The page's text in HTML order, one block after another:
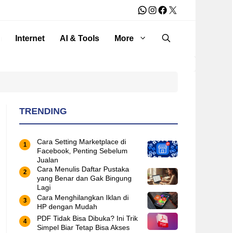
WhatsApp
Instagram
Facebook
X
Internet AI & Tools More
TRENDING
Cara Setting Marketplace di
Facebook, Penting Sebelum
Jualan
Cara Menulis Daftar Pustaka
yang Benar dan Gak Bingung
Lagi
Cara Menghilangkan Iklan di
HP dengan Mudah
PDF Tidak Bisa Dibuka? Ini Trik
Simpel Biar Tetap Bisa Akses